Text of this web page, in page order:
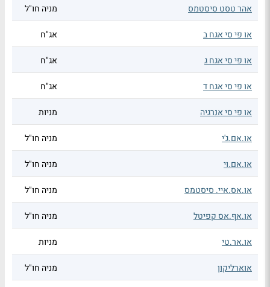
אהר טסט סיסטמס מניה חו"ל
או פי סי אגח ב אג"ח
או פי סי אגח ג אג"ח
או פי סי אגח ד אג"ח
או פי סי אנרגיה מניות
או.אם.ג'י מניה חו"ל
או.אם.וי מניה חו"ל
או.אס.איי. סיסטמס מניה חו"ל
או.אף.אס קפיטל מניה חו"ל
או.אר.טי מניות
אוארליקון מניה חו"ל